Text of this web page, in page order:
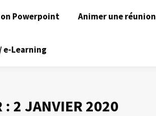
Powerpoint Animer une réunion
e-Learning
: 2 JANVIER 2020